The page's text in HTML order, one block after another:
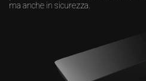
ma anche in sicurezza.